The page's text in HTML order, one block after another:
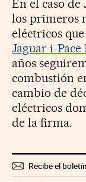
En el caso de
los primeros
eléctricos
Jaguar i-Pace
años
combustión
cambio de
eléctricos
de la firma.
Recibe el